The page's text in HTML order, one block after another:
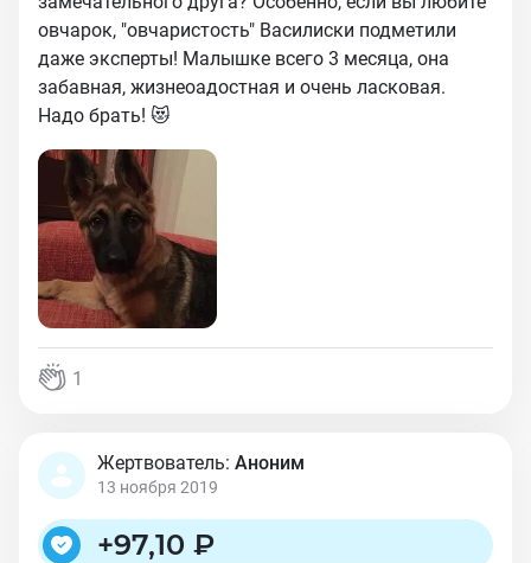
овчарок, "овчаристость" Василиски подметили
даже эксперты! Малышке всего 3 месяца, она
забавная, жизнеоадостная и очень ласковая.
Надо брать! 😻
1
Жертвователь: Аноним
13 ноября 2019
+97,10 ₽